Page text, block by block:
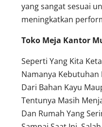
yang sangat sesuai
meningkatkan
Toko Meja Kantor
Seperti Yang Kita
Namanya
Dari Bahan Kayu
Tentunya Masih
Dan Rumah Yang